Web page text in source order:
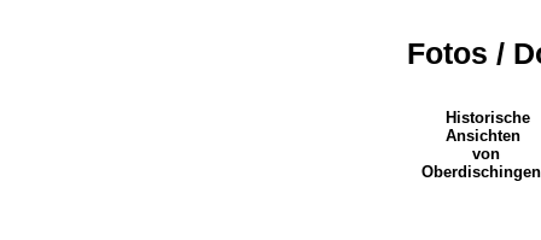
Fotos /
Historische
Ansichten
von